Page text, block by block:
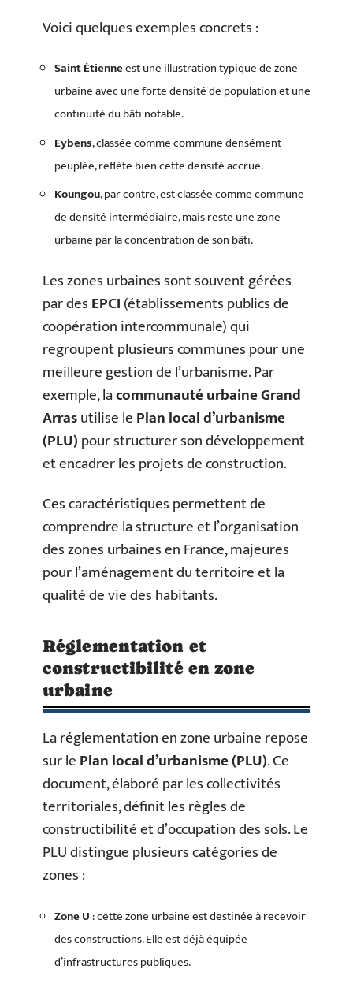
Voici quelques exemples concrets :
Saint Étienneest une illustration typique de zone
urbaine avec une forte densité de population et une
continuité du bâti notable.
Eybens, classée comme commune densément
peuplée, reflète bien cette densité accrue.
Koungou, par contre, est classée comme commune
de densité intermédiaire, mais reste une zone
urbaine par la concentration de son bâti.
Les zones urbaines sont souvent gérées
par desEPCI(établissements publics de
coopération intercommunale) qui
regroupent plusieurs communes pour une
meilleure gestion de l’urbanisme. Par
exemple, lacommunauté urbaine Grand
Arrasutilise lePlan local d’urbanisme
(PLU)pour structurer son développement
et encadrer les projets de construction.
Ces caractéristiques permettent de
comprendre la structure et l’organisation
des zones urbaines en France, majeures
pour l’aménagement du territoire et la
qualité de vie des habitants.
Réglementation et
constructibilité en zone
urbaine
La réglementation en zone urbaine repose
sur lePlan local d’urbanisme (PLU). Ce
document, élaboré par les collectivités
territoriales, définit les règles de
constructibilité et d’occupation des sols. Le
PLU distingue plusieurs catégories de
zones :
Zone U: cette zone urbaine est destinée à recevoir
des constructions. Elle est déjà équipée
d’infrastructures publiques.